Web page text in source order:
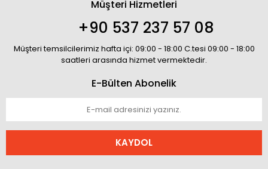
Müşteri Hizmetleri
+90 537 237 57 08
Müşteri temsilcilerimiz hafta içi: 09:00 - 18:00 C.tesi 09:00 - 18:00
saatleri arasında hizmet vermektedir.
E-Bülten Abonelik
KAYDOL